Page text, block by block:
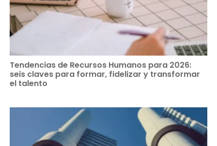
Tendencias de Recursos Humanos para 2026:
seis claves para formar, fidelizar y transformar
el talento